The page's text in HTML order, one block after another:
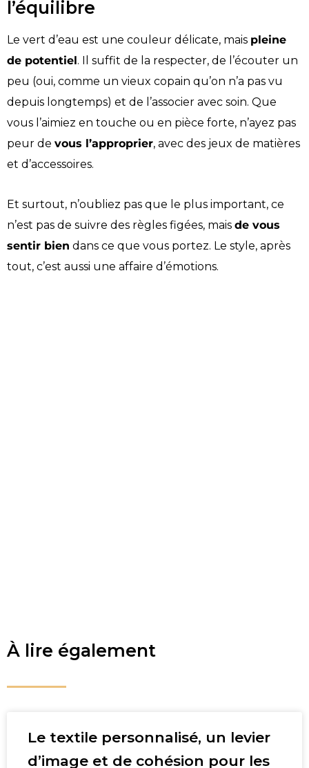
l’équilibre
Le vert d’eau est une couleur délicate, mais pleine
de potentiel. Il suffit de la respecter, de l’écouter un
peu (oui, comme un vieux copain qu’on n’a pas vu
depuis longtemps) et de l’associer avec soin. Que
vous l’aimiez en touche ou en pièce forte, n’ayez pas
peur de vous l’approprier, avec des jeux de matières
et d’accessoires.
Et surtout, n’oubliez pas que le plus important, ce
n’est pas de suivre des règles figées, mais de vous
sentir bien dans ce que vous portez. Le style, après
tout, c’est aussi une affaire d’émotions.
À lire également
Le textile personnalisé, un levier
d’image et de cohésion pour les